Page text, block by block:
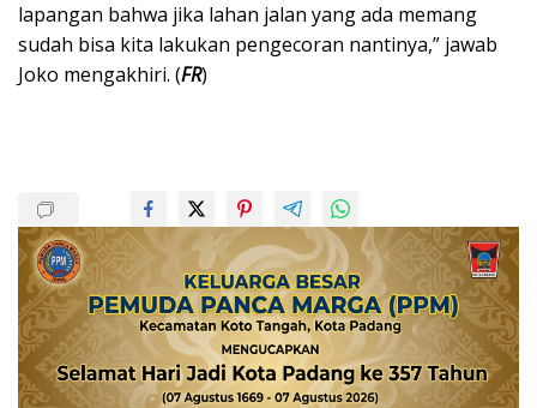
lapangan bahwa jika lahan jalan yang ada memang
sudah bisa kita lakukan pengecoran nantinya,” jawab
Joko mengakhiri. (FR)